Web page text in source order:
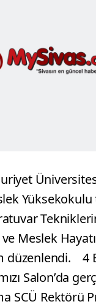
ve Meslek
düzenlendi.
4
Salon’da
SCÜ Rektörü